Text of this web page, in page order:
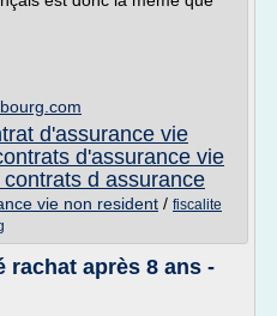
d'assurance vie
d'assurance vie
d assurance
vie non resident / fiscalite
rachat après 8 ans -